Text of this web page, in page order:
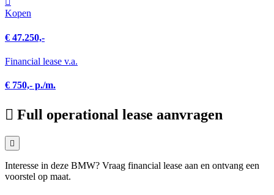
Kopen
€ 47.250,-
Financial lease v.a.
€ 750,- p./m.
Full operational lease aanvragen
Interesse in deze BMW? Vraag financial lease aan en ontvang een
voorstel op maat.